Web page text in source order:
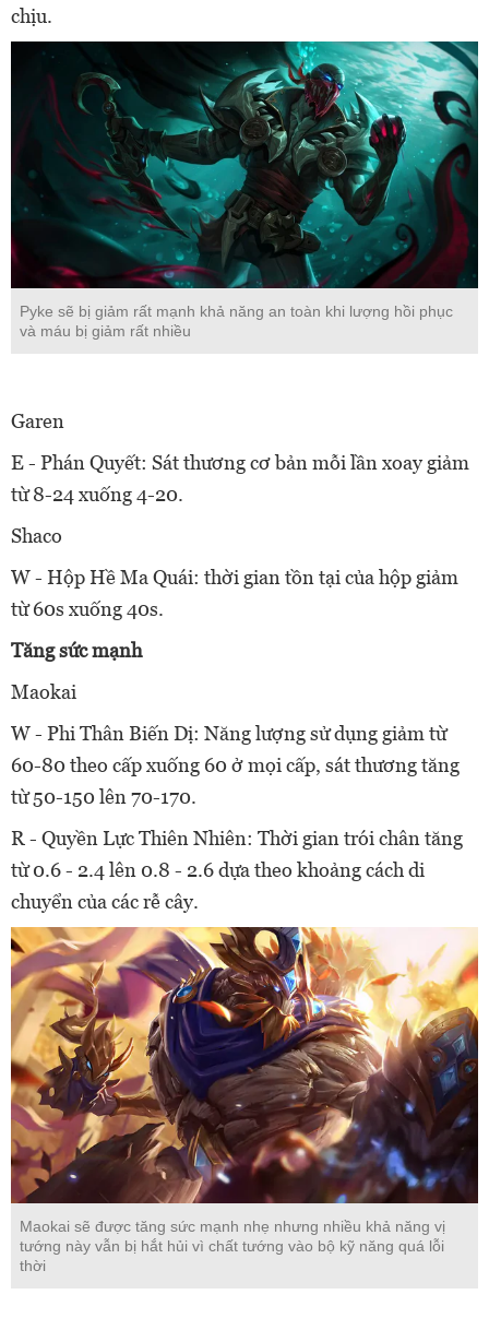
chịu.
Pyke sẽ bị giảm rất mạnh khả năng an toàn khi lượng hồi phục
và máu bị giảm rất nhiều
Garen
E - Phán Quyết: Sát thương cơ bản mỗi lần xoay giảm
từ 8-24 xuống 4-20.
Shaco
W - Hộp Hề Ma Quái: thời gian tồn tại của hộp giảm
từ 60s xuống 40s.
Tăng sức mạnh
Maokai
W - Phi Thân Biến Dị: Năng lượng sử dụng giảm từ
60-80 theo cấp xuống 60 ở mọi cấp, sát thương tăng
từ 50-150 lên 70-170.
R - Quyền Lực Thiên Nhiên: Thời gian trói chân tăng
từ 0.6 - 2.4 lên 0.8 - 2.6 dựa theo khoảng cách di
chuyển của các rễ cây.
Maokai sẽ được tăng sức mạnh nhẹ nhưng nhiều khả năng vị
tướng này vẫn bị hắt hủi vì chất tướng vào bộ kỹ năng quá lỗi
thời